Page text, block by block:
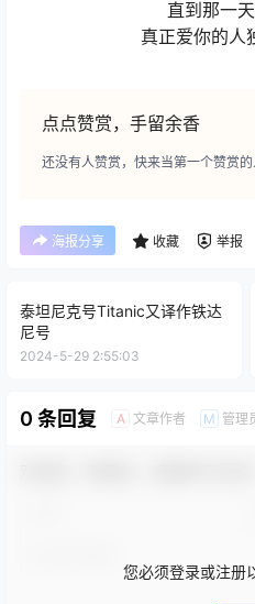
直到那一
真正爱你的人
点点赞赏，手留余香
还没有人赞赏，快来当第一个赞赏的
海报分享 收藏 举报
泰坦尼克号Titanic又译作铁达
尼号
2024-5-29 2:55:03
0 条回复 A 文章作者 M 管理
您必须登录或注册